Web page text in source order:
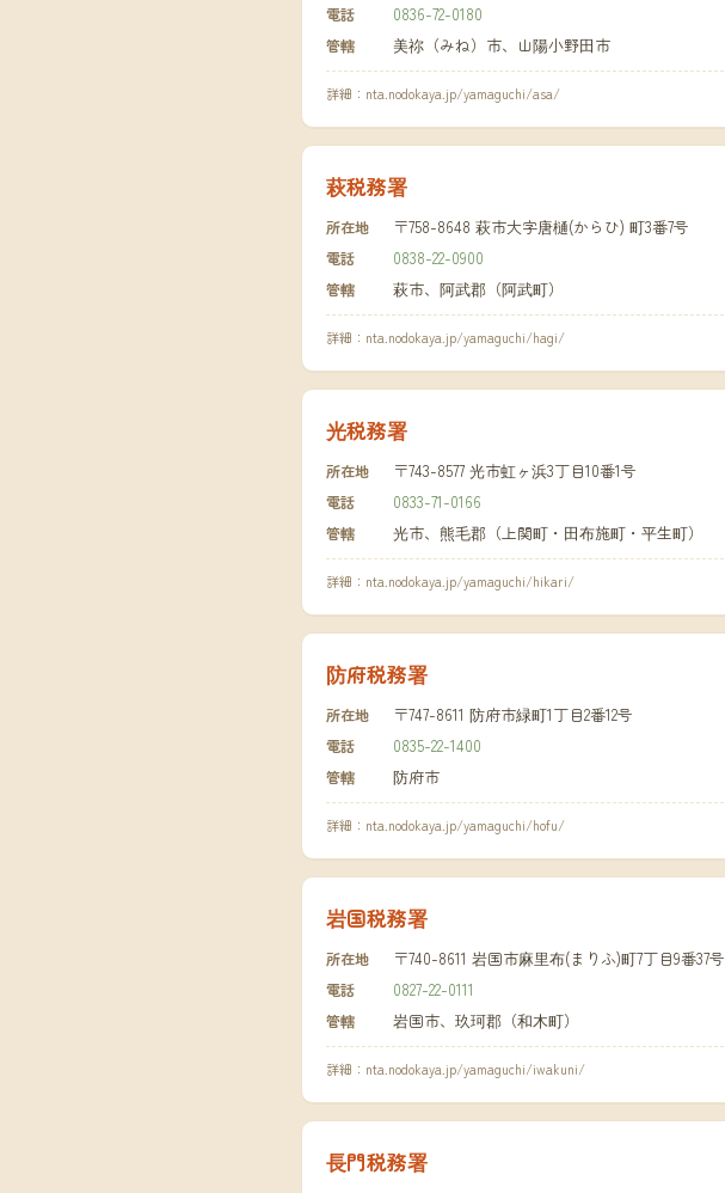
電話 0836-72-0180
管轄 美祢（みね）市、山陽小野田市
詳細： nta.nodokaya.jp/yamaguchi/asa/
萩税務署
所在地 〒758-8648 萩市大字唐樋(からひ) 町3番7号
電話 0838-22-0900
管轄 萩市、阿武郡（阿武町）
詳細： nta.nodokaya.jp/yamaguchi/hagi/
光税務署
所在地 〒743-8577 光市虹ヶ浜3丁目10番1号
電話 0833-71-0166
管轄 光市、熊毛郡（上関町・田布施町・平生町）
詳細： nta.nodokaya.jp/yamaguchi/hikari/
防府税務署
所在地 〒747-8611 防府市緑町1丁目2番12号
電話 0835-22-1400
管轄 防府市
詳細： nta.nodokaya.jp/yamaguchi/hofu/
岩国税務署
所在地 〒740-8611 岩国市麻里布(まりふ)町7丁目9番37号
電話 0827-22-0111
管轄 岩国市、玖珂郡（和木町）
詳細： nta.nodokaya.jp/yamaguchi/iwakuni/
長門税務署